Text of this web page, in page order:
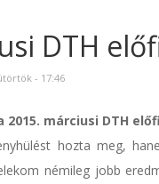
DTH
- 17:46
2015. márciusi DTH
hozta meg,
némileg jobb